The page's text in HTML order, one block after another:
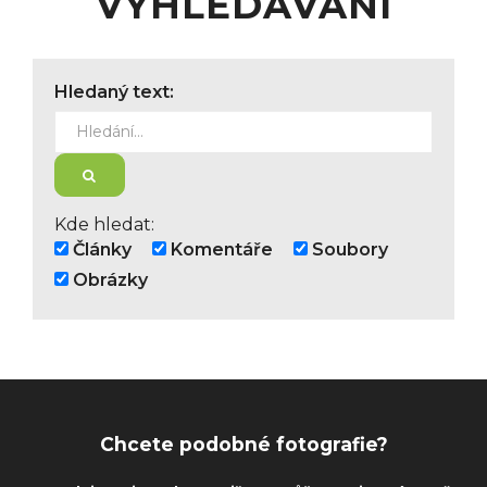
Hledaný text:
Kde hledat:
Články
Komentáře
Soubory
Obrázky
Chcete podobné fotografie?